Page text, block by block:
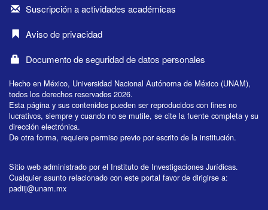
Suscripción a actividades académicas
Aviso de privacidad
Documento de seguridad de datos personales
Hecho en México, Universidad Nacional Autónoma de México (UNAM),
todos los derechos reservados 2026.
Esta página y sus contenidos pueden ser reproducidos con fines no
lucrativos, siempre y cuando no se mutile, se cite la fuente completa y su
dirección electrónica.
De otra forma, requiere permiso previo por escrito de la institución.
Sitio web administrado por el Instituto de Investigaciones Jurídicas.
Cualquier asunto relacionado con este portal favor de dirigirse a:
padiij@unam.mx